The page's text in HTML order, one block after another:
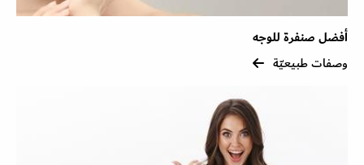
أفضل صنفرة للوجه
وصفات طبيعيّة